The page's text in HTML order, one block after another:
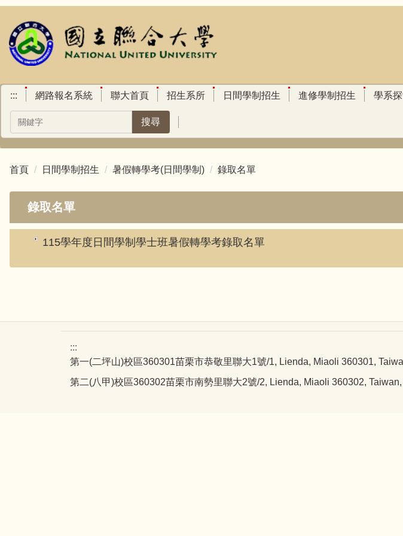
跳
主
要
區
::: 網路報名系統 聯大首頁 招生系所 日間學制招生 進修學制招生 學系
搜尋
首頁 日間學制招生 暑假轉學考(日間學制) 錄取名單
錄取名單
115學年度日間學制學士班暑假轉學考錄取名單
:::
第一(二坪山)校區360301苗栗市恭敬里聯大1號/1, Lienda, Miaoli 360301,
第二(八甲)校區360302苗栗市南勢里聯大2號/2, Lienda, Miaoli 360302,